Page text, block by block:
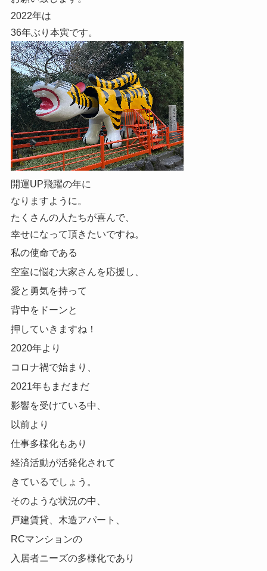
2022年は
36年ぶり本寅です。
開運UP飛躍の年に
なりますように。
たくさんの人たちが喜んで、
幸せになって頂きたいですね。
私の使命である
空室に悩む大家さんを応援し、
愛と勇気を持って
背中をドーンと
押していきますね！
2020年より
コロナ禍で始まり、
2021年もまだまだ
影響を受けている中、
以前より
仕事多様化もあり
経済活動が活発化されて
きているでしょう。
そのような状況の中、
戸建賃貸、木造アパート、
RCマンションの
入居者ニーズの多様化であり